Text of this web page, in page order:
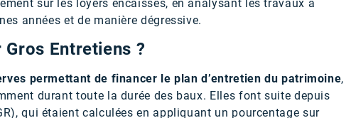
sur les loyers encaissés, en analysant les travaux à
années et de manière dégressive.
Entretiens ?
permettant de financer le plan d’entretien du patrimoine,
durant toute la durée des baux. Elles font suite depuis
qui étaient calculées en appliquant un pourcentage sur